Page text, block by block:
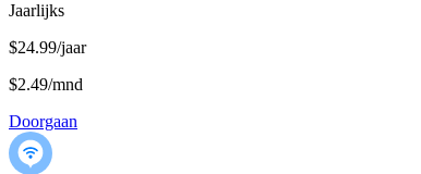
Jaarlijks
$24.99/jaar
$2.49/mnd
Doorgaan